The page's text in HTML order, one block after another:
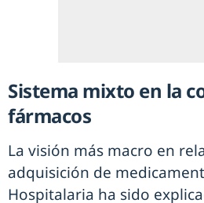
Sistema mixto en la
fármacos
La visión más macro en
adquisición de
Hospitalaria ha sido